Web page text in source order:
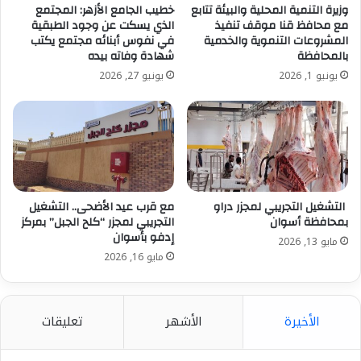
ووجهت الدكتورة منال عوض ، بضرورة المرور على أراضى
الدولة من خلال اللجان المختصة وتوجيه المتعدين للتقدم
كافة الإجراءات القانونية تجاه المتعدين حال عدم التقدم
لتوفيق أوضاعهم، وفرض هيبة الدولة وإتخاذ كافة السبل
للحد من ظاهرة التعديات بالبناء على الأراضى الزراعية وكذا
المتغيرات المكانية الغير قانونية.
وأكدت وزارة التنمية المحلية والبيئة استمرار الدولة في
التصدي بكل حزم لكافة أشكال التعديات، وعدم التهاون في
تغيير استخدام الأراضي الزراعية أو التعدي عليها بالبناء،
وزيرة التنمية المحلية والبيئة تتابع
مع محافظ قنا موقف تنفيذ
المشروعات التنموية والخدمية
بالمحافظة
يونيو 1, 2026
خطيب الجامع الأزهر: المجتمع
الذي يسكت عن وجود الطبقية
في نفوس أبنائه مجتمع يكتب
شهادة وفاته بيده
يونيو 27, 2026
التشغيل التجريبي لمجزر دراو
بمحافظة أسوان
مايو 13, 2026
مع قرب عيد الأضحى.. التشغيل
التجريبي لمجزر “كلح الجبل” بمركز
إدفو بأسوان
مايو 16, 2026
الأخيرة الأشهر تعليقات